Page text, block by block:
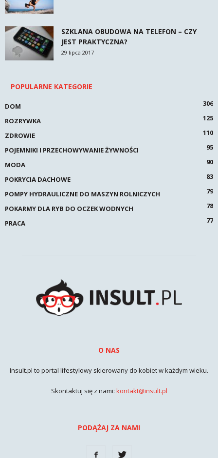
SZKLANA OBUDOWA NA TELEFON – CZY
JEST PRAKTYCZNA?
29 lipca 2017
POPULARNE KATEGORIE
DOM
306
ROZRYWKA
125
ZDROWIE
110
POJEMNIKI I PRZECHOWYWANIE ŻYWNOŚCI
95
MODA
90
POKRYCIA DACHOWE
83
POMPY HYDRAULICZNE DO MASZYN ROLNICZYCH
79
POKARMY DLA RYB DO OCZEK WODNYCH
78
PRACA
77
O NAS
Insult.pl to portal lifestylowy skierowany do kobiet w każdym wieku.
Skontaktuj się z nami: kontakt@insult.pl
PODĄŻAJ ZA NAMI